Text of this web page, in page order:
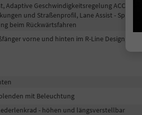
Adaptive Geschwindigkeitsregelung ACC
und Straßenprofil, Lane Assist -
beim Rückwärtsfahren
vorne und hinten im R-Line Design, R-
mit Beleuchtung
- höhen und längsverstellbar